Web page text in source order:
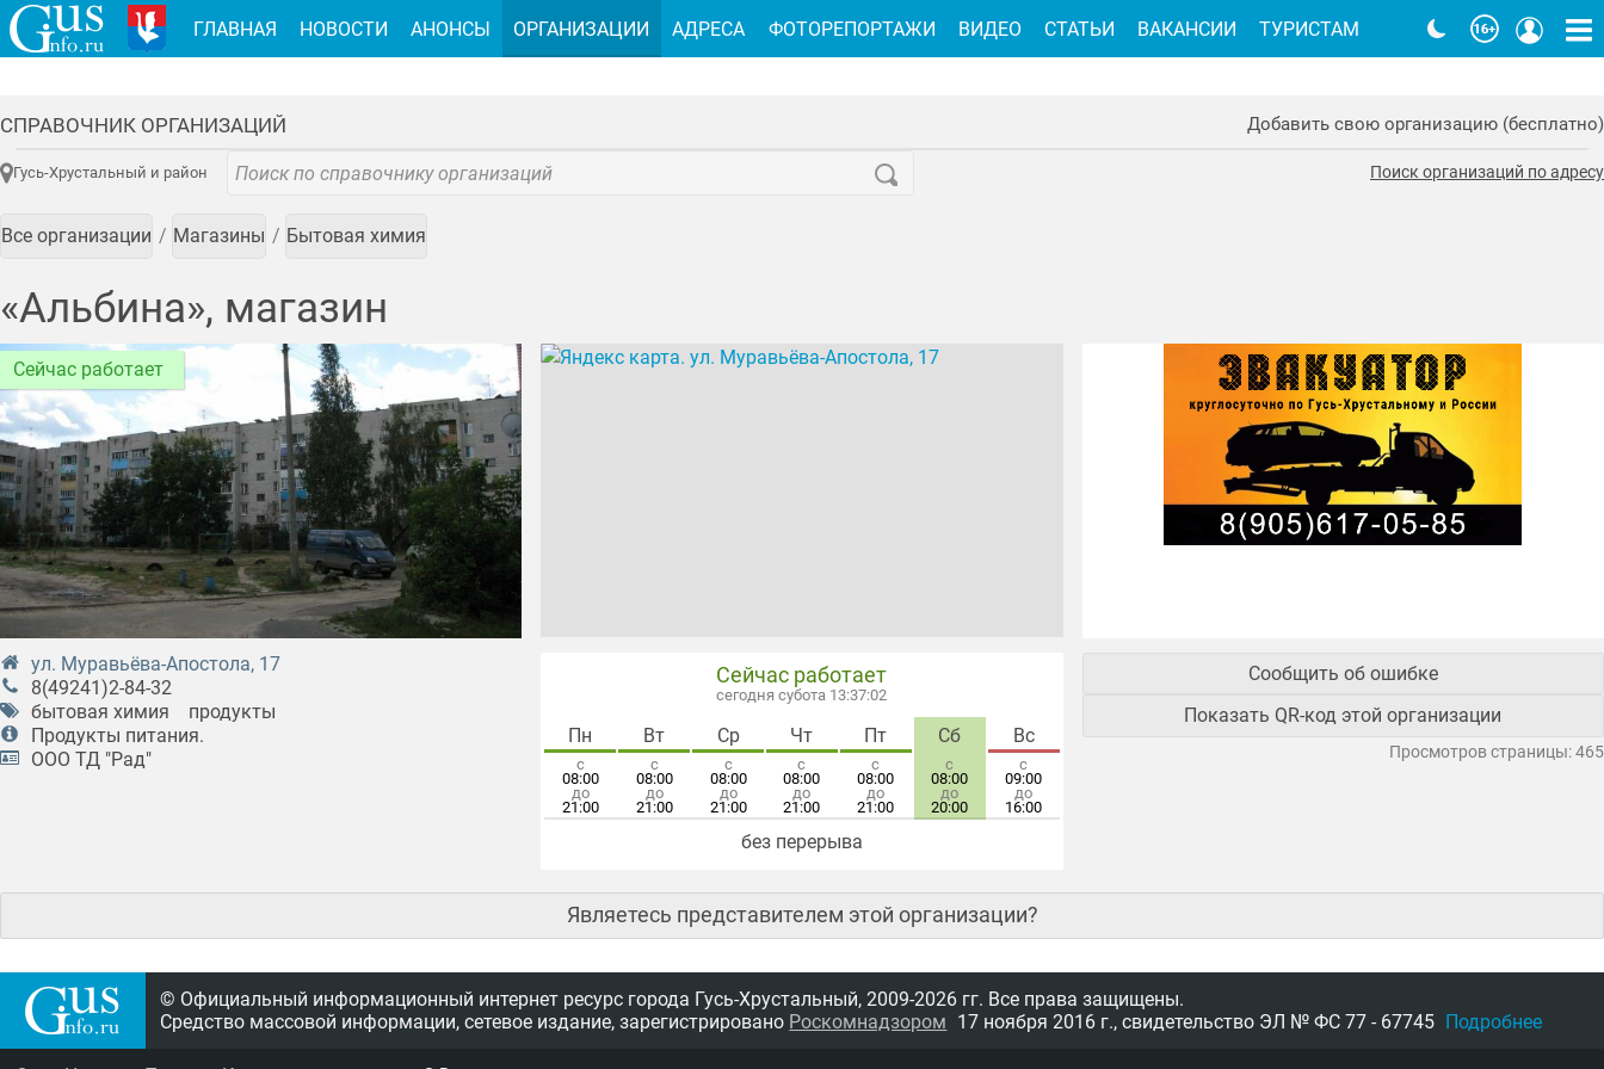
СПРАВОЧНИК ОРГАНИЗАЦИЙ Добавить свою организацию (бесплатно)
Гусь-Хрустальный и район Поиск организаций по адресу
Все организации Магазины Бытовая химия
«Альбина», магазин
Сейчас работает
ул. Муравьёва-Апостола, 17
8(49241)2-84-32
бытовая химия
продукты
Продукты питания.
ООО ТД "Рад"
Сейчас работает
сегодня субота 13:37:03
Пн
с
08:00
до
21:00
Вт
с
08:00
до
21:00
Ср
с
08:00
до
21:00
Чт
с
08:00
до
21:00
Пт
с
08:00
до
21:00
Сб
с
08:00
до
20:00
Вс
с
09:00
до
16:00
без перерыва
Сообщить об ошибке
Показать QR-код этой организации
Просмотров страницы: 465
Являетесь представителем этой организации?
ГЛАВНАЯ НОВОСТИ АНОНСЫ ОРГАНИЗАЦИИ АДРЕСА ФОТОРЕПОРТАЖИ ВИДЕО СТАТЬИ ВАКАНСИИ ТУРИСТАМ
© Официальный информационный интернет ресурс города Гусь-Хрустальный, 2009-2026 гг. Все права защищены.
Средство массовой информации, сетевое издание, зарегистрировано Роскомнадзором 17 ноября 2016 г., свидетельство ЭЛ № ФС 77 - 67745 Подробнее